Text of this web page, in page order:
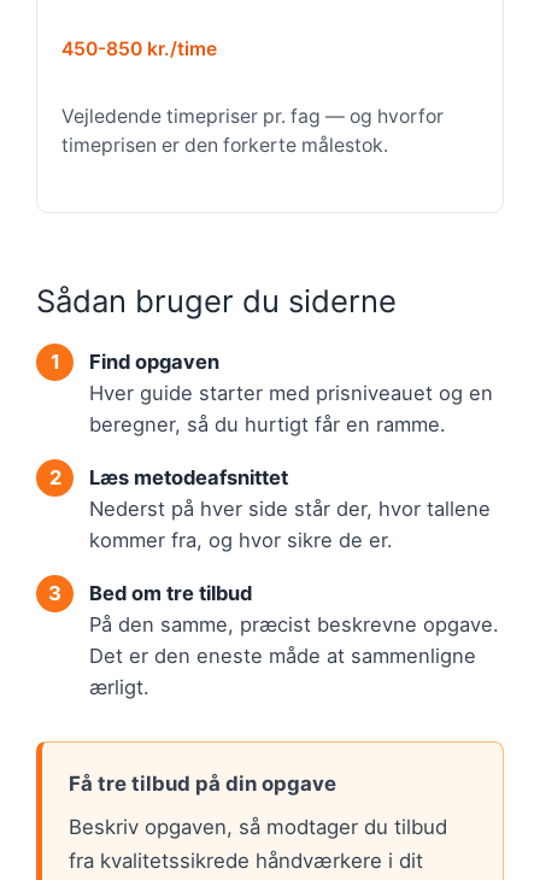
450-850 kr./time
Vejledende timepriser pr. fag — og hvorfor
timeprisen er den forkerte målestok.
Sådan bruger du siderne
Find opgaven
Hver guide starter med prisniveauet og en
beregner, så du hurtigt får en ramme.
Læs metodeafsnittet
Nederst på hver side står der, hvor tallene
kommer fra, og hvor sikre de er.
Bed om tre tilbud
På den samme, præcist beskrevne opgave.
Det er den eneste måde at sammenligne
ærligt.
Få tre tilbud på din opgave
Beskriv opgaven, så modtager du tilbud
fra kvalitetssikrede håndværkere i dit